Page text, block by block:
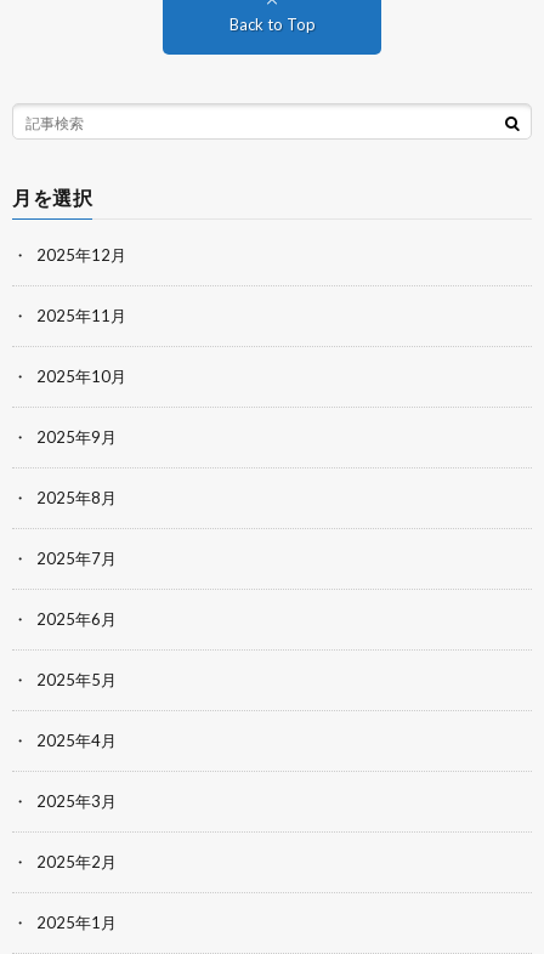
Back to Top
月を選択
2025年12月
2025年11月
2025年10月
2025年9月
2025年8月
2025年7月
2025年6月
2025年5月
2025年4月
2025年3月
2025年2月
2025年1月